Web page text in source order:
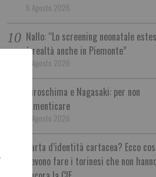
6 Agosto 2026
Nallo: “Lo screening neonatale
è realtà anche in Piemonte”
5 Agosto 2026
Hiroschima e Nagasaki: per non
dimenticare
5 Agosto 2026
Carta d’identità cartacea? Ecco
devono fare i torinesi che non